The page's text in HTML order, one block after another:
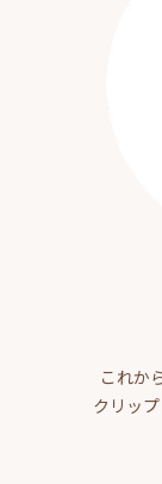
これか
クリッ